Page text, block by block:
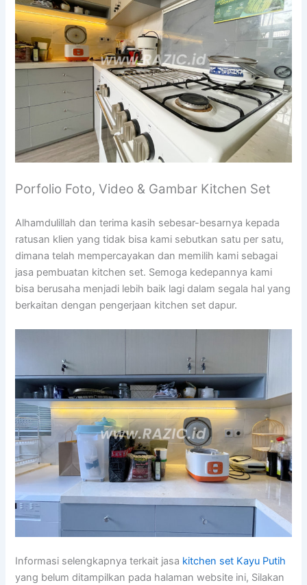
Porfolio Foto, Video & Gambar Kitchen Set
Alhamdulillah dan terima kasih sebesar-besarnya kepada
ratusan klien yang tidak bisa kami sebutkan satu per satu,
dimana telah mempercayakan dan memilih kami sebagai
jasa pembuatan kitchen set. Semoga kedepannya kami
bisa berusaha menjadi lebih baik lagi dalam segala hal yang
berkaitan dengan pengerjaan kitchen set dapur.
Informasi selengkapnya terkait jasa kitchen set Kayu Putih
yang belum ditampilkan pada halaman website ini, Silakan